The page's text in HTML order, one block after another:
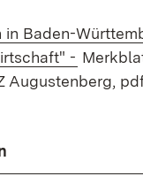
in Baden-
- (Öffnet
Augustenberg,